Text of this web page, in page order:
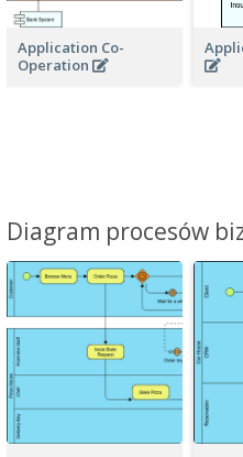
Application Co-
Operation
Diagram procesów